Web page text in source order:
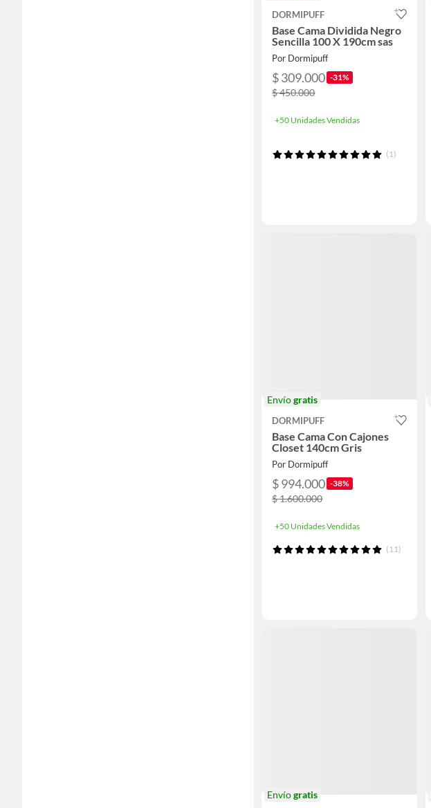
DORMIPUFF
Base Cama Dividida Negro
Sencilla 100 X 190cm sas
Por Dormipuff
$ 309.000 -31%
$ 450.000
+50 Unidades Vendidas
(1)
Envíogratis
DORMIPUFF
Base Cama Con Cajones
Closet 140cm Gris
Por Dormipuff
$ 994.000 -38%
$ 1.600.000
+50 Unidades Vendidas
(11)
Envíogratis